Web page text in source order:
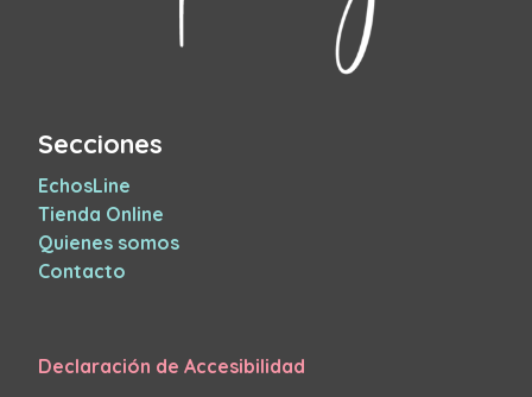
Secciones
EchosLine
Tienda Online
Quienes somos
Contacto
Declaración de Accesibilidad